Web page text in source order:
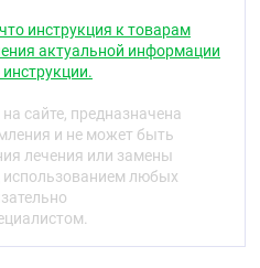
или почти белого
с риской и фаской.
красно-коричневого
с риской и фаской
светло-оранжевого
с риской и фаской.
таблетки допускаются
вкрапления
группа
инструкция к товарам
актуальной информации
сайте, предназначена
и не может быть
лечения или замены
использованием любых